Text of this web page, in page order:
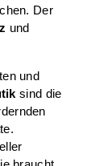
Der
und
und
sind die